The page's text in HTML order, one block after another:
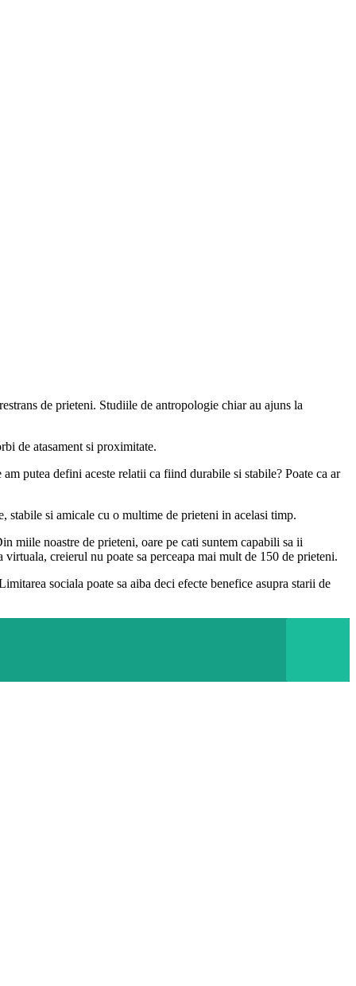
de prieteni. Studiile de antropologie chiar au ajuns la
de atasament si proximitate.
putea defini aceste relatii ca fiind durabile si stabile? Poate ca ar
stabile si amicale cu o multime de prieteni in acelasi timp.
miile noastre de prieteni, oare pe cati suntem capabili sa ii
creierul nu poate sa perceapa mai mult de 150 de prieteni.
sociala poate sa aiba deci efecte benefice asupra starii de